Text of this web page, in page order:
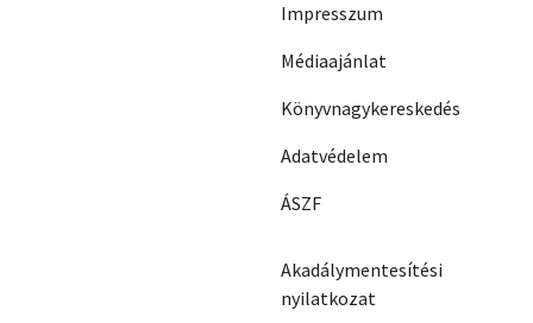
Impresszum
Médiaajánlat
Könyvnagykereskedés
Adatvédelem
ÁSZF
Akadálymentesítési
nyilatkozat